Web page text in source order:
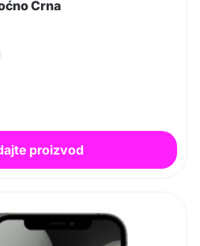
Crna
proizvod